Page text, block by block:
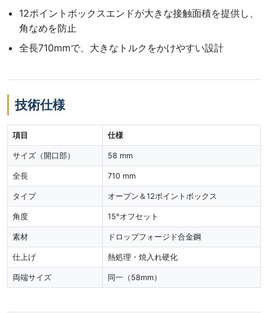
12ポイントボックスエンドが大きな接触面積を提供し、
角なめを防止
全長710mmで、大きなトルクをかけやすい設計
技術仕様
項目 仕様
サイズ（開口部） 58 mm
全長 710 mm
タイプ オープン＆12ポイントボックス
角度 15°オフセット
素材 ドロップフォージド合金鋼
仕上げ 熱処理・焼入れ硬化
両端サイズ 同一（58mm）